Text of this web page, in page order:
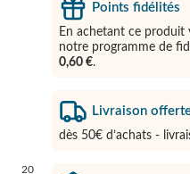
Points fidélités
En achetant ce produit
notre programme de
0,60 €.
Livraison
dès 50€ d’achats -
20